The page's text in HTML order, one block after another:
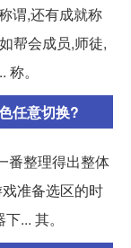
谓,还有成就称
帮会成员,师徒,
。
任意切换?
番整理得出整体
准备选区的时
... 其。